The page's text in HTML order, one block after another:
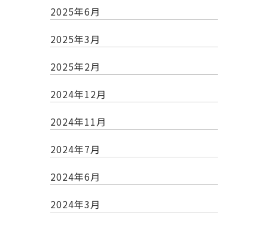
2025年6月
2025年3月
2025年2月
2024年12月
2024年11月
2024年7月
2024年6月
2024年3月